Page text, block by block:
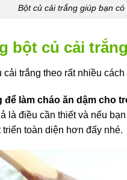
Bột củ cải trắng giúp bạn
bột củ cải trắng
cải trắng theo rất nhiều
để làm cháo ăn dậm cho
là điều cần thiết và nếu
toàn diện hơn đấy nhé.